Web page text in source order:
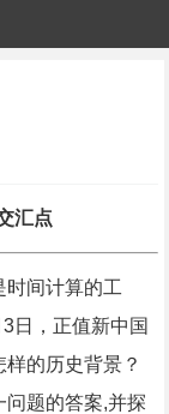
汇点
间计算的工
日，正值新中国
的历史背景？
题的答案,并探